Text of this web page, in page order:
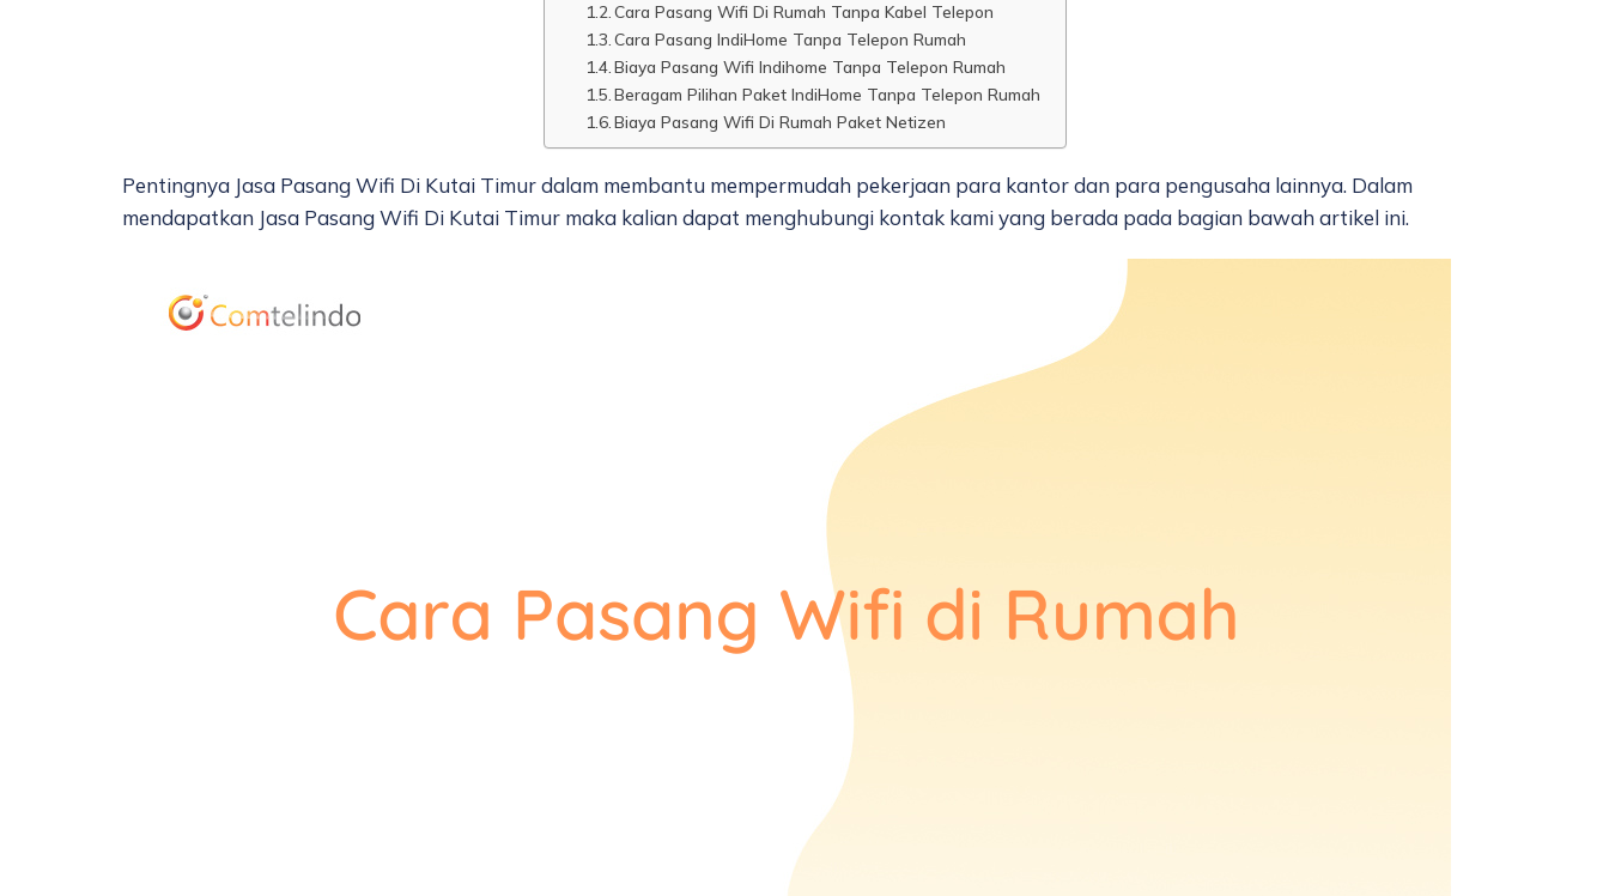
Cara Pasang Wifi Di Rumah Tanpa Kabel Telepon
Cara Pasang IndiHome Tanpa Telepon Rumah
Biaya Pasang Wifi Indihome Tanpa Telepon Rumah
Beragam Pilihan Paket IndiHome Tanpa Telepon Rumah
Biaya Pasang Wifi Di Rumah Paket Netizen
Pentingnya Jasa Pasang Wifi Di Kutai Timur dalam membantu mempermudah pekerjaan para kantor dan para pengusaha lainnya. Dalam
mendapatkan Jasa Pasang Wifi Di Kutai Timur maka kalian dapat menghubungi kontak kami yang berada pada bagian bawah artikel ini.